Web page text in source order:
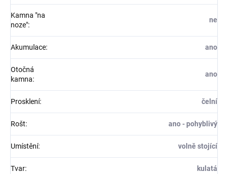
Kamna "na
noze":
ne
Akumulace: ano
Otočná
kamna:
ano
Prosklení: čelní
Rošt: ano - pohyblivý
Umístění: volně stojící
Tvar: kulatá